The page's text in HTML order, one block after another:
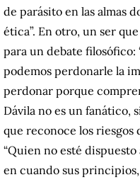
de parásito en las almas
ética”. En otro, un ser
para un debate filosófico:
podemos perdonarle la
perdonar porque
Dávila no es un fanático,
que reconoce los riesgos
“Quien no esté
en cuando sus principios,